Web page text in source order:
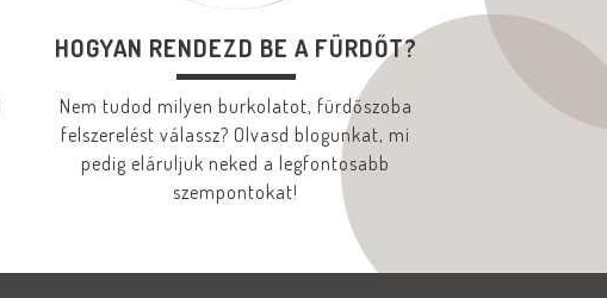
HOGYAN RENDEZD BE A FÜRDŐT?
Nem tudod milyen burkolatot, fürdőszoba
felszerelést válassz? Olvasd blogunkat, mi
pedig eláruljuk neked a legfontosabb
szempontokat!